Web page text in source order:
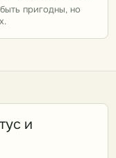
пригодны, но
и